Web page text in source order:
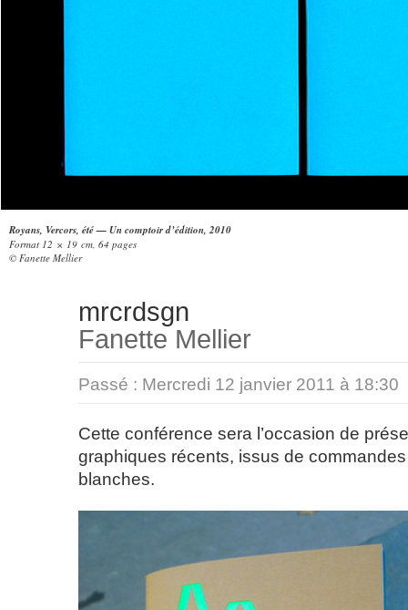
Royans, Vercors, été — Un comptoir d’édition, 2010
Format 12 × 19 cm, 64 pages
© Fanette Mellier
mrcrdsgn
Fanette Mellier
Passé : Mercredi 12 janvier 2011 à 18:30
Cette conférence sera l’occasion de
graphiques récents, issus de
blanches.